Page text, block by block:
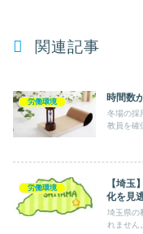
関連記事
労働環境 時間数
冬場の採
教員を確
労働環境
【埼玉
化を見
埼玉県の
れません